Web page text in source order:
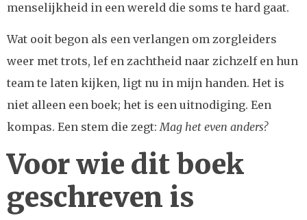
menselijkheid in een wereld die soms te hard gaat.
Wat ooit begon als een verlangen om zorgleiders
weer met trots, lef en zachtheid naar zichzelf en hun
team te laten kijken, ligt nu in mijn handen. Het is
niet alleen een boek; het is een uitnodiging. Een
kompas. Een stem die zegt:Mag het even anders?
Voor wie dit boek
geschreven is